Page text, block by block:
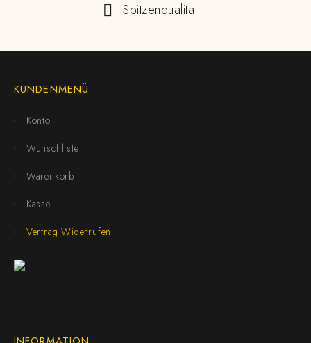
Spitzenqualität
KUNDENMENÜ
Konto
Wunschliste
Warenkorb
Kasse
Vertrag Widerrufen